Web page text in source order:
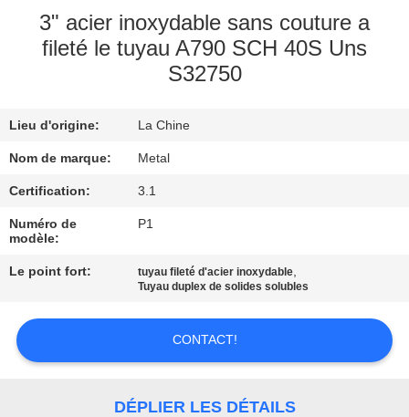
VISITE
D'USINE
DE
QUALITÉ
CONTACTEZ-
NOUS
NOUVELLES
3" acier inoxydable sans couture a
fileté le tuyau A790 SCH 40S Uns
S32750
Lieu d'origine: La Chine
Nom de marque: Metal
Certification: 3.1
Numéro de
modèle:
P1
Le point fort: tuyau fileté d'acier inoxydable,
Tuyau duplex de solides solubles
CONTACT!
DÉPLIER LES DÉTAILS